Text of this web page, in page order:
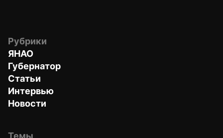
Рубрики
ЯНАО
Губернатор
Статьи
Интервью
Новости
Темы